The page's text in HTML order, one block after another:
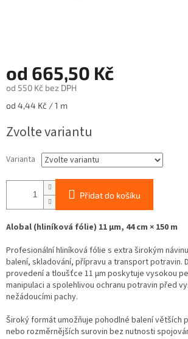
od 665,50 Kč
od 550 Kč bez DPH
Měrná
od 4,44 Kč / 1 m
Zvolte variantu
Varianta
Přidat do košíku
Alobal (hliníková fólie) 11 µm, 44 cm × 150 m
Profesionální hliníková fólie s extra širokým
balení, skladování, přípravu a transport potravin.
provedení a tloušťce 11 µm poskytuje vysokou
manipulaci a spolehlivou ochranu potravin před
nežádoucími pachy.
Široký formát umožňuje pohodlné balení větších
nebo rozměrnějších surovin bez nutnosti